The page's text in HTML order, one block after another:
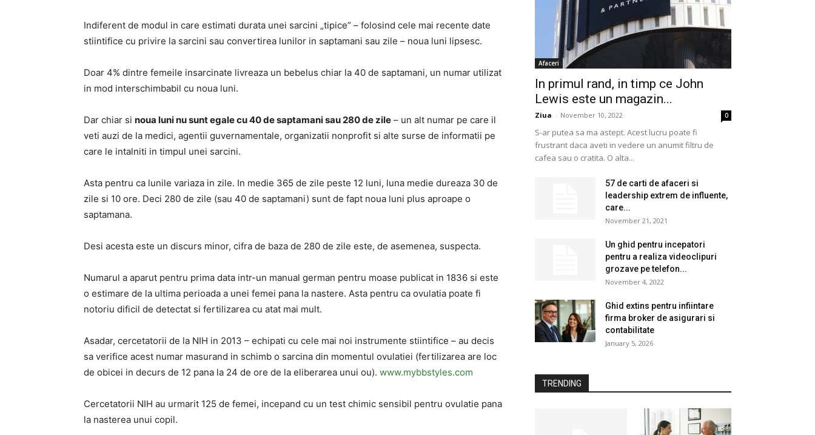
Indiferent de modul in care estimati durata unei sarcini „tipice” – folosind cele mai recente date
stiintifice cu privire la sarcini sau convertirea lunilor in saptamani sau zile – noua luni lipsesc.
Doar 4% dintre femeile insarcinate livreaza un bebelus chiar la 40 de saptamani, un numar utilizat
in mod interschimbabil cu noua luni.
Dar chiar si noua luni nu sunt egale cu 40 de saptamani sau 280 de zile – un alt numar pe care il
veti auzi de la medici, agentii guvernamentale, organizatii nonprofit si alte surse de informatii pe
care le intalniti in timpul unei sarcini.
Asta pentru ca lunile variaza in zile. In medie 365 de zile peste 12 luni, luna medie dureaza 30 de
zile si 10 ore. Deci 280 de zile (sau 40 de saptamani) sunt de fapt noua luni plus aproape o
saptamana.
Desi acesta este un discurs minor, cifra de baza de 280 de zile este, de asemenea, suspecta.
Numarul a aparut pentru prima data intr-un manual german pentru moase publicat in 1836 si este
o estimare de la ultima perioada a unei femei pana la nastere. Asta pentru ca ovulatia poate fi
notoriu dificil de detectat si fertilizarea cu atat mai mult.
Asadar, cercetatorii de la NIH in 2013 – echipati cu cele mai noi instrumente stiintifice – au decis
sa verifice acest numar masurand in schimb o sarcina din momentul ovulatiei (fertilizarea are loc
de obicei in decurs de 12 pana la 24 de ore de la eliberarea unui ou). www.mybbstyles.com
Cercetatorii NIH au urmarit 125 de femei, incepand cu un test chimic sensibil pentru ovulatie pana
la nasterea unui copil.
Afaceri
In primul rand, in timp ce John
Lewis este un magazin...
Ziua - November 10, 2022 0
S-ar putea sa ma astept. Acest lucru poate fi
frustrant daca aveti in vedere un anumit filtru de
cafea sau o cratita. O alta...
57 de carti de afaceri si
leadership extrem de influente,
care...
November 21, 2021
Un ghid pentru incepatori
pentru a realiza videoclipuri
grozave pe telefon...
November 4, 2022
Ghid extins pentru infiintare
firma broker de asigurari si
contabilitate
January 5, 2026
TRENDING